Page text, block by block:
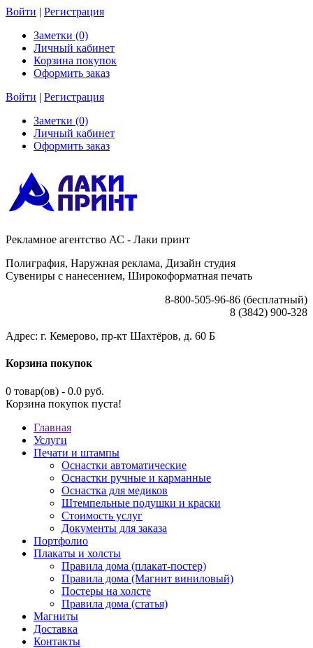
Войти | Регистрация
Заметки (0)
Личный кабинет
Корзина покупок
Оформить заказ
Войти | Регистрация
Заметки (0)
Личный кабинет
Оформить заказ
Рекламное агентство АС - Лаки принт
Полиграфия, Наружная реклама, Дизайн студия
Сувениры с нанесением, Широкоформатная печать
8-800-505-96-86 (бесплатный)
8 (3842) 900-328
Адрес: г. Кемерово, пр-кт Шахтёров, д. 60 Б
Корзина покупок
0 товар(ов) - 0.0 руб.
Корзина покупок пуста!
Главная
Услуги
Печати и штампы
Оснастки автоматические
Оснастки ручные и карманные
Оснастка для медиков
Штемпельные подушки и краски
Стоимость услуг
Документы для заказа
Портфолио
Плакаты и холсты
Правила дома (плакат-постер)
Правила дома (Магнит виниловый)
Постеры на холсте
Правила дома (статья)
Магниты
Доставка
Контакты